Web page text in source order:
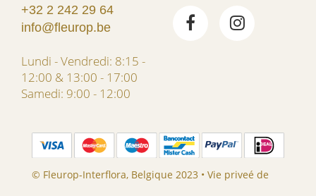
+32 2 242 29 64
info@fleurop.be
Lundi - Vendredi: 8:15 -
12:00 & 13:00 - 17:00
Samedi: 9:00 - 12:00
© Fleurop-Interflora, Belgique 2023 • Vie priveé de